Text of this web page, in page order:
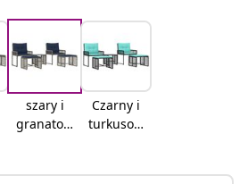
szary i
granatow
Czarny i
turkusow